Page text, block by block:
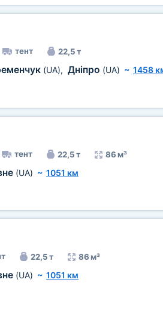
тент 22,5 т
(UA), Дніпро (UA) ~ 1458
тент 22,5 т 86 м³
(UA) ~ 1051 км
22,5 т 86 м³
(UA) ~ 1051 км